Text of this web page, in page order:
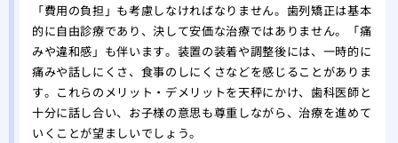
「費用の負担」も考慮しなければなりません。歯列矯正は基本
的に自由診療であり、決して安価な治療ではありません。「痛
みや違和感」も伴います。装置の装着や調整後には、一時的に
痛みや話しにくさ、食事のしにくさなどを感じることがありま
す。これらのメリット・デメリットを天秤にかけ、歯科医師と
十分に話し合い、お子様の意思も尊重しながら、治療を進めて
いくことが望ましいでしょう。